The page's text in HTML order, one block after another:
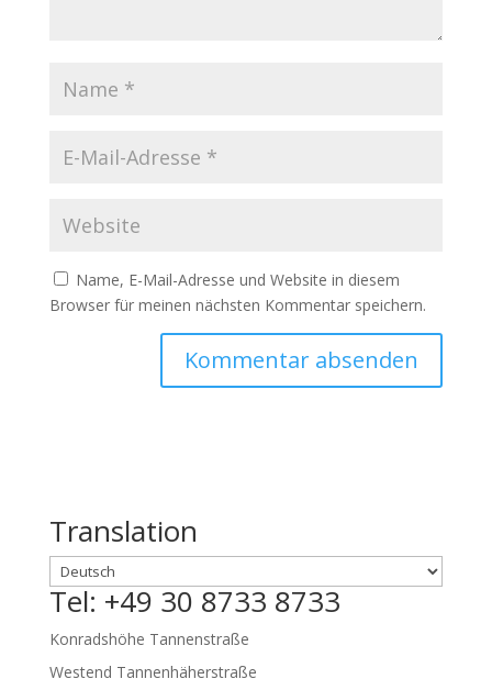
Name, E-Mail-Adresse und Website in diesem
Browser für meinen nächsten Kommentar speichern.
Translation
Tel: +49 30 8733 8733
Konradshöhe Tannenstraße
Westend Tannenhäherstraße